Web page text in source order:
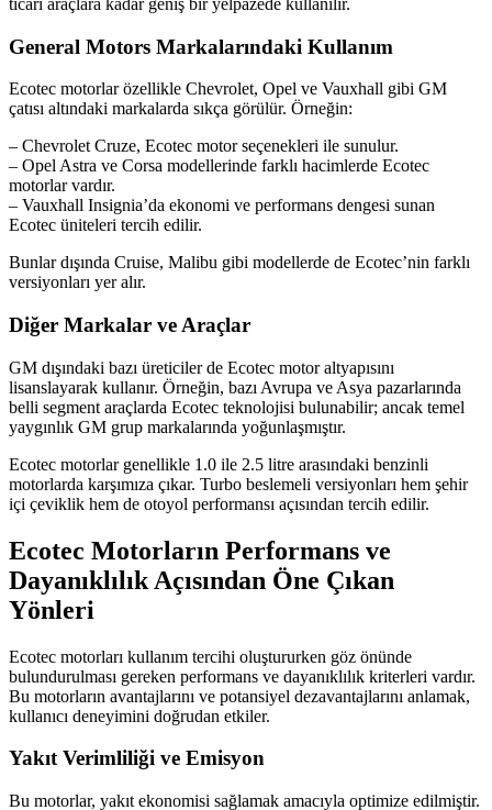
General Motors Markalarındaki Kullanım
Ecotec motorlar özellikle Chevrolet, Opel ve Vauxhall gibi GM
çatısı altındaki markalarda sıkça görülür. Örneğin:
– Chevrolet Cruze, Ecotec motor seçenekleri ile sunulur.
– Opel Astra ve Corsa modellerinde farklı hacimlerde Ecotec
motorlar vardır.
– Vauxhall Insignia’da ekonomi ve performans dengesi sunan
Ecotec üniteleri tercih edilir.
Bunlar dışında Cruise, Malibu gibi modellerde de Ecotec’nin farklı
versiyonları yer alır.
Diğer Markalar ve Araçlar
GM dışındaki bazı üreticiler de Ecotec motor altyapısını
lisanslayarak kullanır. Örneğin, bazı Avrupa ve Asya pazarlarında
belli segment araçlarda Ecotec teknolojisi bulunabilir; ancak temel
yaygınlık GM grup markalarında yoğunlaşmıştır.
Ecotec motorlar genellikle 1.0 ile 2.5 litre arasındaki benzinli
motorlarda karşımıza çıkar. Turbo beslemeli versiyonları hem şehir
içi çeviklik hem de otoyol performansı açısından tercih edilir.
Ecotec Motorların Performans ve
Dayanıklılık Açısından Öne Çıkan
Yönleri
Ecotec motorları kullanım tercihi oluştururken göz önünde
bulundurulması gereken performans ve dayanıklılık kriterleri vardır.
Bu motorların avantajlarını ve potansiyel dezavantajlarını anlamak,
kullanıcı deneyimini doğrudan etkiler.
Yakıt Verimliliği ve Emisyon
Bu motorlar, yakıt ekonomisi sağlamak amacıyla optimize edilmiştir.